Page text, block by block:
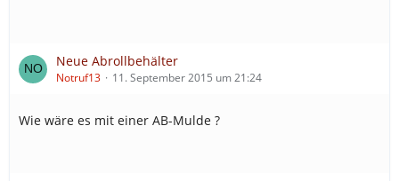
Neue Abrollbehälter
Notruf13 11. September 2015 um 21:24
Wie wäre es mit einer AB-Mulde ?